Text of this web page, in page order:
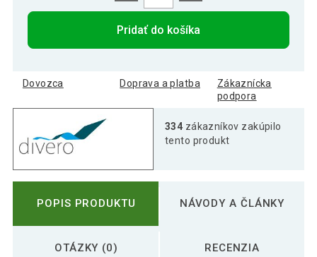
Pridať do košíka
Dovozca Doprava a platba
Zákaznícka
podpora
334 zákazníkov zakúpilo
tento produkt
POPIS PRODUKTU NÁVODY A ČLÁNKY
OTÁZKY (0) RECENZIA